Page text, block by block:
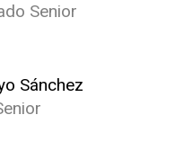
Senior
Sánchez